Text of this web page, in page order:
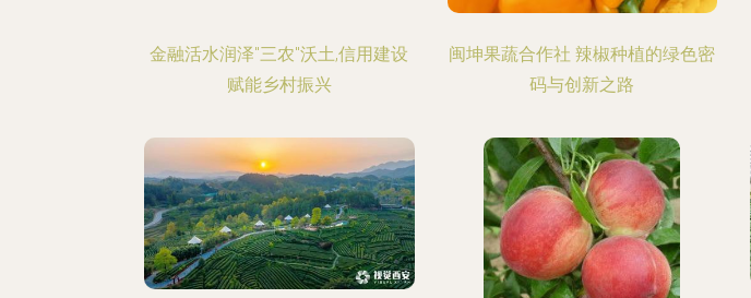
金融活水润泽"三农"沃土,信用建设
赋能乡村振兴
闽坤果蔬合作社 辣椒种植的绿色密
码与创新之路